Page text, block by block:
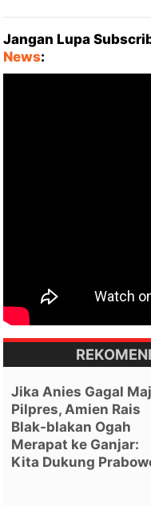
Jangan Lupa
News:
Jika Anies Gagal
Pilpres, Amien Rais
Blak-blakan Ogah
Merapat ke Ganjar:
Kita Dukung